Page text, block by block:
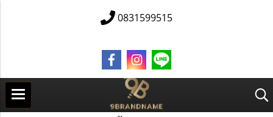
0831599515